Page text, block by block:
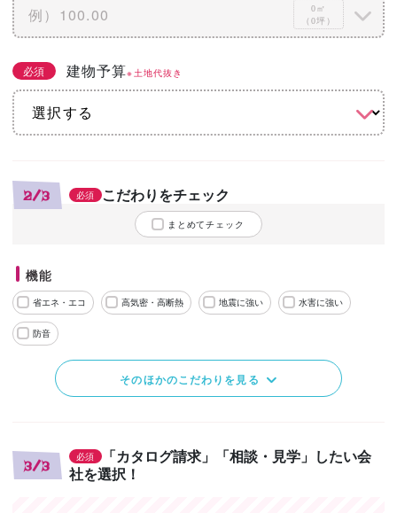
0㎡
（0坪）
必須 建物予算※土地代抜き
2/3 必須 こだわりをチェック
まとめてチェック
機能
省エネ・エコ 高気密・高断熱 地震に強い 水害に強い
防音
そのほかのこだわりを見る
3/3
必須
「カタログ請求」「相談・見学」したい会
社を選択！